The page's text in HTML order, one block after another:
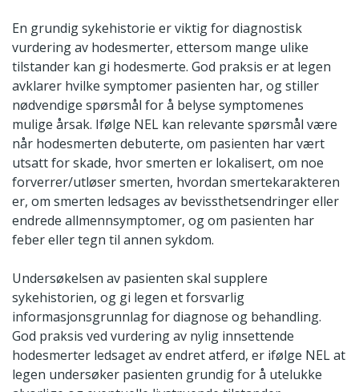
En grundig sykehistorie er viktig for diagnostisk
vurdering av hodesmerter, ettersom mange ulike
tilstander kan gi hodesmerte. God praksis er at legen
avklarer hvilke symptomer pasienten har, og stiller
nødvendige spørsmål for å belyse symptomenes
mulige årsak. Ifølge NEL kan relevante spørsmål være
når hodesmerten debuterte, om pasienten har vært
utsatt for skade, hvor smerten er lokalisert, om noe
forverrer/utløser smerten, hvordan smertekarakteren
er, om smerten ledsages av bevissthetsendringer eller
endrede allmennsymptomer, og om pasienten har
feber eller tegn til annen sykdom.
Undersøkelsen av pasienten skal supplere
sykehistorien, og gi legen et forsvarlig
informasjonsgrunnlag for diagnose og behandling.
God praksis ved vurdering av nylig innsettende
hodesmerter ledsaget av endret atferd, er ifølge NEL at
legen undersøker pasienten grundig for å utelukke